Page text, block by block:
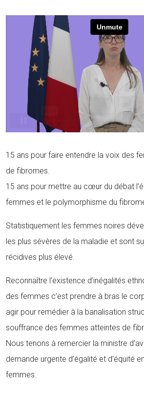
15 ans pour faire entendre la voix des
de fibromes.
15 ans pour mettre au cœur du débat
femmes et le polymorphisme du
Statistiquement les femmes noires
les plus sévères de la maladie et sont
récidives plus élevé.
Reconnaître l’existence d’inégalités
des femmes c’est prendre à bras le
agir pour remédier à la banalisation
souffrance des femmes atteintes de
Nous tenons à remercier la ministre
demande urgente d’égalité et d’équité
femmes.